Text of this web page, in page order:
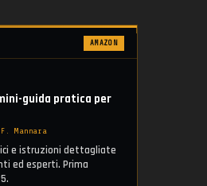
AMAZON
guida pratica per
Mannara
e istruzioni dettagliate
ed esperti. Prima